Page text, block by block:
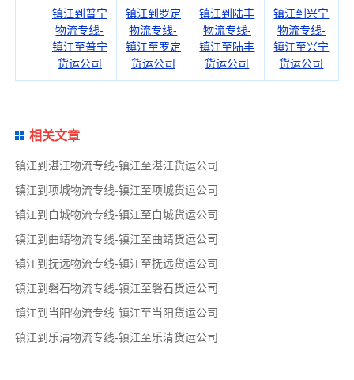
镇江到普宁
物流专线-
镇江至普宁
货运公司
镇江到罗定
物流专线-
镇江至罗定
货运公司
镇江到陆丰
物流专线-
镇江至陆丰
货运公司
镇江到兴宁
物流专线-
镇江至兴宁
货运公司
相关文章
镇江到湛江物流专线-镇江至湛江货运公司
镇江到项城物流专线-镇江至项城货运公司
镇江到白城物流专线-镇江至白城货运公司
镇江到曲靖物流专线-镇江至曲靖货运公司
镇江到抚远物流专线-镇江至抚远货运公司
镇江到磐石物流专线-镇江至磐石货运公司
镇江到当阳物流专线-镇江至当阳货运公司
镇江到乐清物流专线-镇江至乐清货运公司